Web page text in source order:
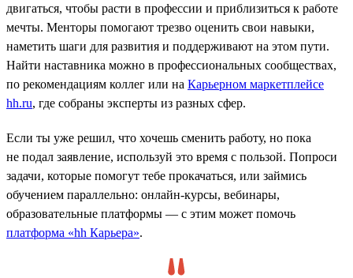
двигаться, чтобы расти в профессии и приблизиться к работе
мечты. Менторы помогают трезво оценить свои навыки,
наметить шаги для развития и поддерживают на этом пути.
Найти наставника можно в профессиональных сообществах,
по рекомендациям коллег или на Карьерном маркетплейсе
hh.ru, где собраны эксперты из разных сфер.
Если ты уже решил, что хочешь сменить работу, но пока
не подал заявление, используй это время с пользой. Попроси
задачи, которые помогут тебе прокачаться, или займись
обучением параллельно: онлайн-курсы, вебинары,
образовательные платформы — с этим может помочь
платформа «hh Карьера».